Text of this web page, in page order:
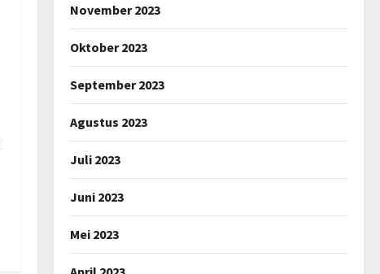
November 2023
Oktober 2023
September 2023
Agustus 2023
Juli 2023
Juni 2023
Mei 2023